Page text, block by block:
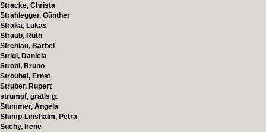
Stracke, Christa
Strahlegger, Günther
Straka, Lukas
Straub, Ruth
Strehlau, Bärbel
Strigl, Daniela
Strobl, Bruno
Strouhal, Ernst
Struber, Rupert
strumpf, gratis g.
Stummer, Angela
Stump-Linshalm, Petra
Suchy, Irene